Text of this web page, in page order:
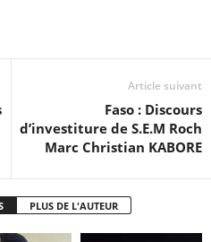
Article suivant
Faso : Discours
d’investiture de S.E.M Roch
Marc Christian KABORE
PLUS DE L'AUTEUR